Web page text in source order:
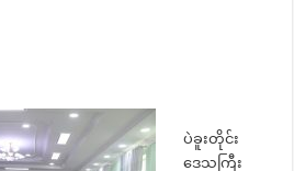
ပဲခူးတိုင်း
ဒေသကြီး